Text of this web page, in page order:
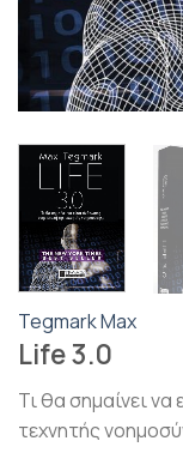
Tegmark Max
Life 3.0
Τι θα σημαίνει
τεχνητής